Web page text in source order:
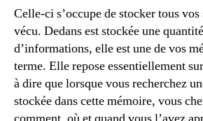
Celle-ci s’occupe de stocker tous
vécu. Dedans est stockée une
d’informations, elle est une de vos
terme. Elle repose essentiellement
à dire que lorsque vous recherchez
stockée dans cette mémoire, vous